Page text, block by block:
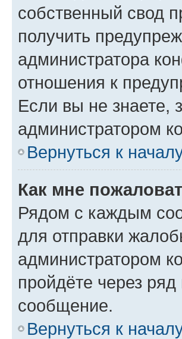
собственный свод
получить
администратора
отношения к
Если вы не знаете,
администратором
Вернуться к
Как мне
Рядом с каждым
для отправки
администратором
пройдёте через
сообщение.
Вернуться к